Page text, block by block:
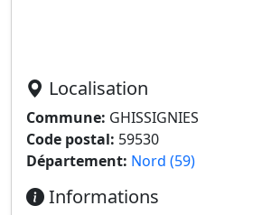
Localisation
Commune: GHISSIGNIES
Code postal: 59530
Département: Nord (59)
Informations